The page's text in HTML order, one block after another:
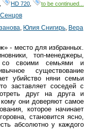
HD 720 to be continued...
, Юлия Снигирь, Вера
- место для избранных.
топ-менеджеры,
своими семьями и
существование
убийство няни семьи
заставляет соседей с
друг на друга и
они доверяют самое
которое начинает
становится ясно,
абсолютно у каждого